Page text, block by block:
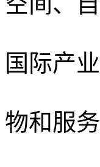
国际产
物和服